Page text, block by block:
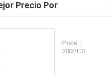
Precio Por
Price：
200PCS